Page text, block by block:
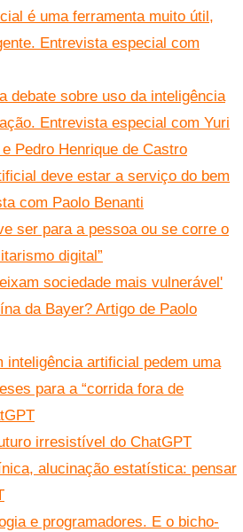
é uma ferramenta muito útil,
Entrevista especial com
debate sobre uso da inteligência
Entrevista especial com Yuri
Pedro Henrique de Castro
deve estar a serviço do bem
com Paolo Benanti
ser para a pessoa ou se corre o
digital”
sociedade mais vulnerável'
da Bayer? Artigo de Paolo
inteligência artificial pedem uma
para a “corrida fora de
irresistível do ChatGPT
alucinação estatística: pensar
e programadores. E o bicho-